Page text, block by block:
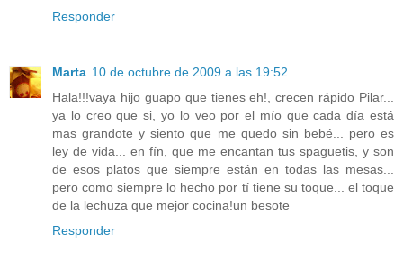
Responder
Marta 10 de octubre de 2009 a las 19:52
Hala!!!vaya hijo guapo que tienes eh!, crecen rápido Pilar...
ya lo creo que si, yo lo veo por el mío que cada día está
mas grandote y siento que me quedo sin bebé... pero es
ley de vida... en fín, que me encantan tus spaguetis, y son
de esos platos que siempre están en todas las mesas...
pero como siempre lo hecho por tí tiene su toque... el toque
de la lechuza que mejor cocina!un besote
Responder